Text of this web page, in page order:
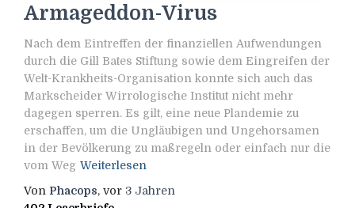
Armageddon-Virus
Nach dem Eintreffen der finanziellen Aufwendungen
durch die Gill Bates Stiftung sowie dem Eingreifen der
Welt-Krankheits-Organisation konnte sich auch das
Markscheider Wirrologische Institut nicht mehr
dagegen sperren. Es gilt, eine neue Plandemie zu
erschaffen, um die Ungläubigen und Ungehorsamen
in der Bevölkerung zu maßregeln oder einfach nur die
vom Weg Weiterlesen
Von Phacops, vor 3 Jahren